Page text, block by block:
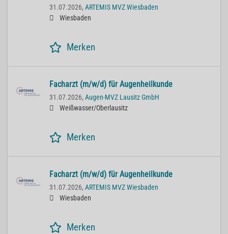
31.07.2026, ARTEMIS MVZ Wiesbaden
Wiesbaden
Merken
Facharzt (m/w/d) für Augenheilkunde
31.07.2026, Augen-MVZ Lausitz GmbH
Weißwasser/Oberlausitz
Merken
Facharzt (m/w/d) für Augenheilkunde
31.07.2026, ARTEMIS MVZ Wiesbaden
Wiesbaden
Merken